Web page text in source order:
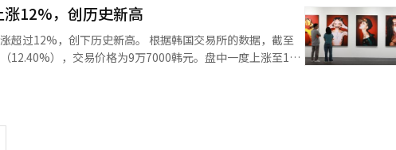
元流入了所部件和电力基础设施等价值链下游产业。 个
）和SK海力士（265.90%）外，SK平方（307.88%）、斗
，山一电气（95.23%）、加温电线（218.57%）、LS电气
扩展不仅体现在
扩建、电网建设以及工业机器人投资等‘溢出效应’在股市
表现。同一时期，KOSPI指数上涨了107.08%，而
现代电气、LS电气、效生重工业、山日电气、韩国电缆等
半导体生
2634万亿韩元，而KRX-Akros AI电力基础设施指数成分股
SK海力士（265.90%）外，SK平方（307.88%）、斗山特
12%，创历史新高
超过12%，创下历史新高。 根据韩国交易所的数据，截至
12.40%），交易价格为9万7000韩元。盘中一度上涨至10
据中心对磷酸铁锂燃料电池（PAFC）的需求增加，以及固
有更多订单。” 业绩改善的预期也在增加。斗山燃料电池今
。尽管营业亏损为13亿韩元，仍大幅超出市场预期。这